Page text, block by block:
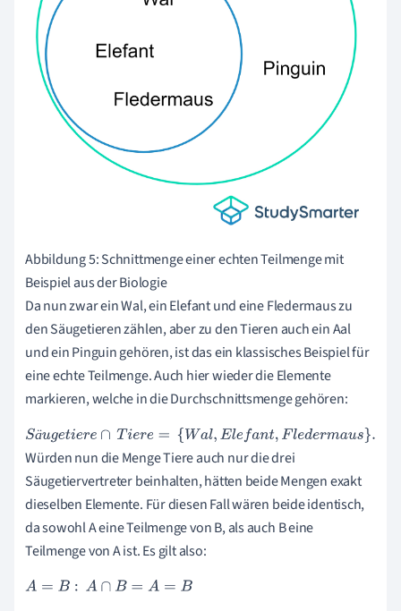
Abbildung 5: Schnittmenge einer echten Teilmenge mit
Beispiel aus der Biologie
Da nun zwar ein Wal, ein Elefant und eine Fledermaus zu
den Säugetieren zählen, aber zu den Tieren auch ein Aal
und ein Pinguin gehören, ist das ein klassisches Beispiel für
eine echte Teilmenge. Auch hier wieder die Elemente
markieren, welche in die Durchschnittsmenge gehören:
ä
Säugetiere∩ Tie re={Wal,E efant,Fledermaus}.
Würden nun die Menge Tiere auch nur die drei
Säugetiervertreter beinhalten, hätten beide Mengen exakt
dieselben Elemente. Für diesen Fall wären beide identisch,
da sowohl A eine Teilmenge von B, als auch B eine
Teilmenge von A ist. Es gilt also:
A= B:A∩B= A=B